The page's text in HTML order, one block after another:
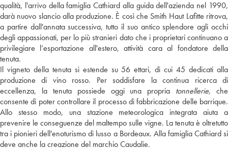
qualità, l'arrivo della famiglia Cathiard alla guida dell'azienda nel 1990,
darà nuovo slancio alla produzione. È così che Smith Haut Lafitte ritrova,
a partire dall'annata successiva, tutto il suo antico splendore agli occhi
degli appassionati, per lo più stranieri dato che i proprietari continuano a
privilegiare l’esportazione all'estero, attività cara al fondatore della
tenuta.
Il vigneto della tenuta si estende su 56 ettari, di cui 45 dedicati alla
produzione di vino rosso. Per soddisfare la continua ricerca di
eccellenza, la tenuta possiede oggi una propria tonnellerie, che
consente di poter controllare il processo di fabbricazione delle barrique.
Allo stesso modo, una stazione meteorologica integrata aiuta a
prevenire le conseguenze del maltempo sulle vigne. La tenuta è oltretutto
tra i pionieri dell'enoturismo di lusso a Bordeaux. Alla famiglia Cathiard si
deve anche la creazione del marchio Caudalie.